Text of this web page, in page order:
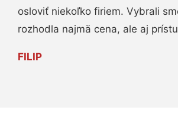
osloviť niekoľko firiem. Vybrali
rozhodla najmä cena, ale aj
FILIP